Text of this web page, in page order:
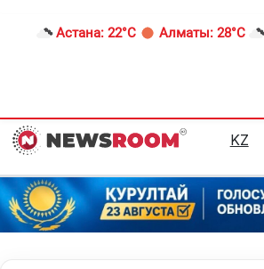
Астана: 22°C Алматы: 28°C
KZ